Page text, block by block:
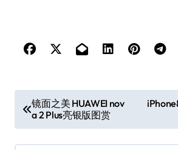
章
导
镜面之美 HUAWEI nov
a 2 Plus亮银版图赏